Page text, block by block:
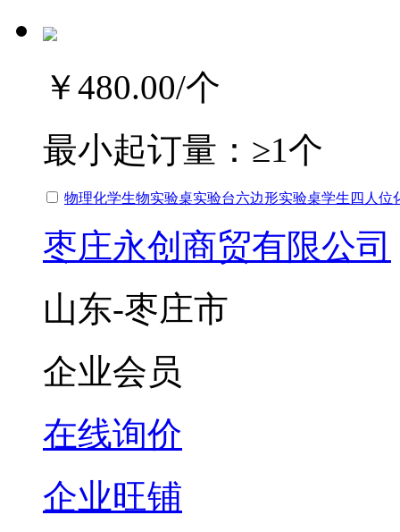
￥480.00/个
最小起订量： ≥1个
物理化学生物实验桌实验台六边形实验桌学生四人位
枣庄永创商贸有限公司
山东-枣庄市
企业会员
在线询价
企业旺铺